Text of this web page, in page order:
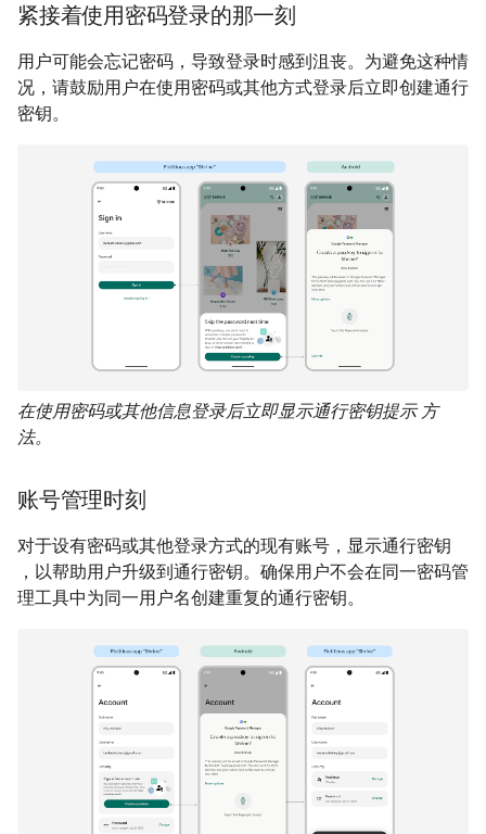
紧接着使用密码登录的那一刻
用户可能会忘记密码，导致登录时感到沮丧。为避免这种情
况，请鼓励用户在使用密码或其他方式登录后立即创建通行
密钥。
在使用密码或其他信息登录后立即显示通行密钥提示 方
法。
账号管理时刻
对于设有密码或其他登录方式的现有账号，显示通行密钥
，以帮助用户升级到通行密钥。确保用户不会在同一密码管
理工具中为同一用户名创建重复的通行密钥。